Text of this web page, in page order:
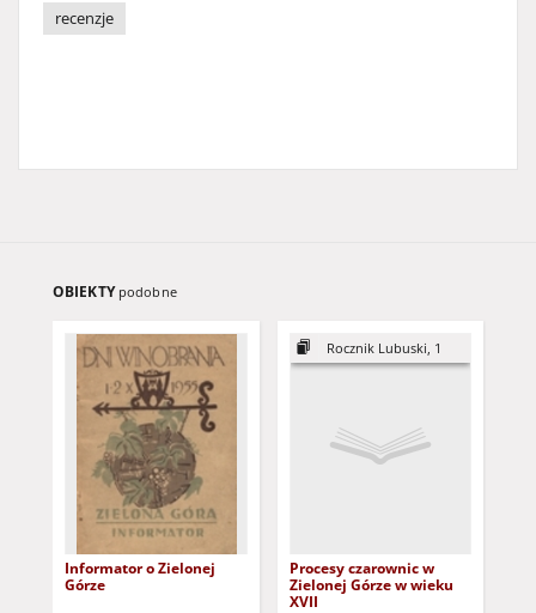
recenzje
OBIEKTY podobne
Informator o Zielonej
Górze
Rocznik Lubuski, 1
Procesy czarownic w
Zielonej Górze w wieku
XVII